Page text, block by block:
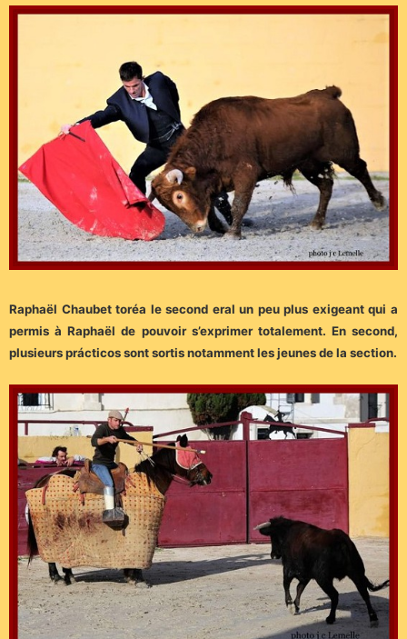
Raphaël Chaubet toréa le second eral un peu plus exigeant qui a
permis à Raphaël de pouvoir s’exprimer totalement. En second,
plusieurs prácticos sont sortis notamment les jeunes de la section.